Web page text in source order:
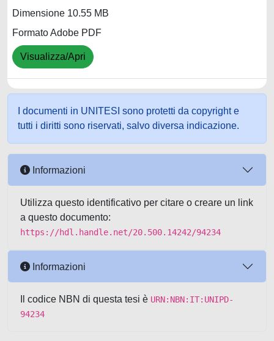
Dimensione 10.55 MB
Formato Adobe PDF
Visualizza/Apri
I documenti in UNITESI sono protetti da copyright e
tutti i diritti sono riservati, salvo diversa indicazione.
Informazioni
Utilizza questo identificativo per citare o creare un link
a questo documento:
https://hdl.handle.net/20.500.14242/94234
Informazioni
Il codice NBN di questa tesi è URN:NBN:IT:UNIPD-
94234